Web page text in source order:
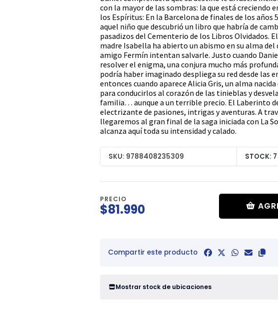
con la mayor de las sombras: la que está creciendo
los Espíritus: En la Barcelona de finales de los años
aquel niño que descubrió un libro que habría de
pasadizos del Cementerio de los Libros Olvidados.
madre Isabella ha abierto un abismo en su alma del
amigo Fermín intentan salvarle. Justo cuando
resolver el enigma, una conjura mucho más
podría haber imaginado despliega su red desde las
entonces cuando aparece Alicia Gris, un alma
para conducirlos al corazón de las tinieblas y
familia… aunque a un terrible precio. El Laberinto
electrizante de pasiones, intrigas y aventuras. A
llegaremos al gran final de la saga iniciada con La
alcanza aquí toda su intensidad y calado.
SKU: 9788408235309 STOCK: 7
PRECIO
$81.990
Compartir este producto
Mostrar stock de ubicaciones